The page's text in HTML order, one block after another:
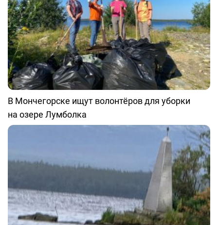
В Мончегорске ищут волонтёров для уборки
на озере Лумболка